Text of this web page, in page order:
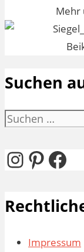
Mehr
Suchen
Suchen
Impressum